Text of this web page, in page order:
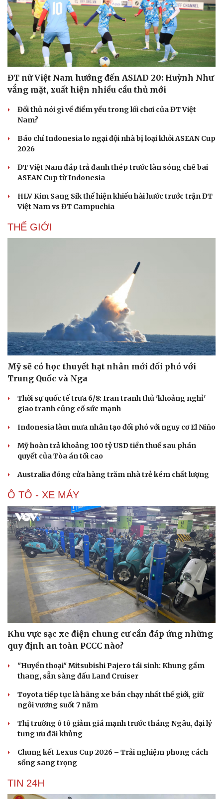
Du lịch
Tư vấn
Săn Tour
Podcast
Câu chuyện thời sự
Đọc truyện đêm khuya
Cửa sổ tình yêu
Kể chuyện cho bé
ĐT nữ Việt Nam hướng đến ASIAD 20: Huỳnh Như
vắng mặt, xuất hiện nhiều cầu thủ mới
Đối thủ nói gì về điểm yếu trong lối chơi của ĐT Việt
Nam?
Báo chí Indonesia lo ngại đội nhà bị loại khỏi ASEAN Cup
2026
ĐT Việt Nam đáp trả đanh thép trước làn sóng chê bai
ASEAN Cup từ Indonesia
HLV Kim Sang Sik thể hiện khiếu hài hước trước trận ĐT
Việt Nam vs ĐT Campuchia
THẾ GIỚI
Mỹ sẽ có học thuyết hạt nhân mới đối phó với
Trung Quốc và Nga
Thời sự quốc tế trưa 6/8: Iran tranh thủ 'khoảng nghỉ'
giao tranh củng cố sức mạnh
Indonesia làm mưa nhân tạo đối phó với nguy cơ El Niño
Mỹ hoàn trả khoảng 100 tỷ USD tiền thuế sau phán
quyết của Tòa án tối cao
Australia đóng cửa hàng trăm nhà trẻ kém chất lượng
Ô TÔ - XE MÁY
Khu vực sạc xe điện chung cư cần đáp ứng những
quy định an toàn PCCC nào?
"Huyền thoại" Mitsubishi Pajero tái sinh: Khung gầm
thang, sẵn sàng đấu Land Cruiser
Toyota tiếp tục là hãng xe bán chạy nhất thế giới, giữ
ngôi vương suốt 7 năm
Thị trường ô tô giảm giá mạnh trước tháng Ngâu, đại lý
tung ưu đãi khủng
Chung kết Lexus Cup 2026 – Trải nghiệm phong cách
sống sang trọng
TIN 24H